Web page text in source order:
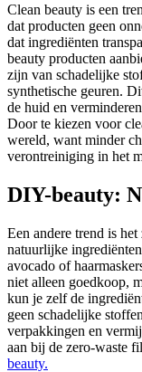
Clean beauty is een
dat producten geen
dat ingrediënten
beauty producten
zijn van schadelijke
synthetische geuren.
de huid en
Door te kiezen voor
wereld, want minder
verontreiniging in het
DIY-beauty:
Een andere trend is
natuurlijke
avocado of
niet alleen goedkoop,
kun je zelf de
geen schadelijke
verpakkingen en
aan bij de zero-waste
beauty.